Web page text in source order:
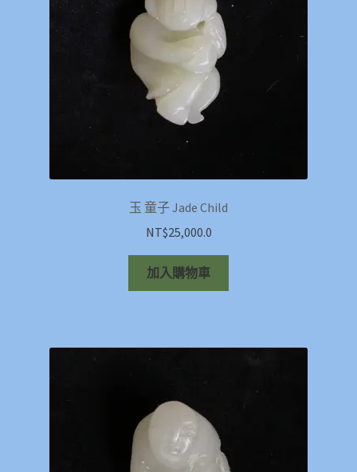
玉 童子 Jade Child
NT$25,000.0
加入購物車